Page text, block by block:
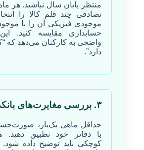
منتظر پایان سال نباشید. هر
تصادفی چند قلم کالا را
موجودی فیزیکی آن را با
حسابداری مقایسه کنید.
واضحی به کارکنان می‌دهد که
دارد”.
۳. بررسی مغایرت‌های بانکی
حداقل ماهی یک‌بار،
با دفاتر خود تطبیق دهید.
کوچکی باید توضیح داده شود.